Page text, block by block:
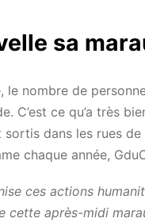
sa
nombre de
C’est ce qu’a très
dans les rues
chaque année,
ces actions
cette après-midi